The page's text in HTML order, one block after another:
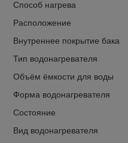
Способ нагрева
Расположение
Внутреннее покрытие бака
Тип водонагревателя
Объём ёмкости для воды
Форма водонагревателя
Состояние
Вид водонагревателя